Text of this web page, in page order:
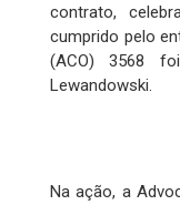
contrato,
cumprido pelo
(ACO) 3568
Lewandowski.
Na ação, a